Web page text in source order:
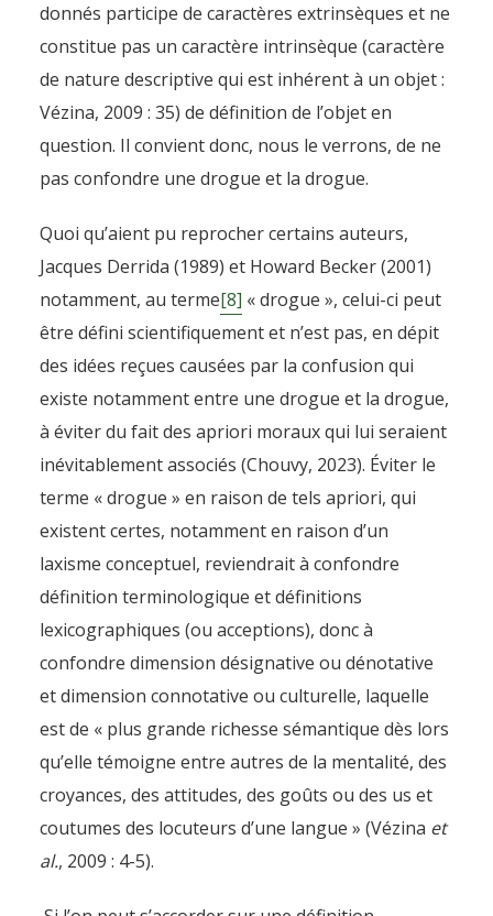
donnés participe de caractères extrinsèques et ne
constitue pas un caractère intrinsèque (caractère
de nature descriptive qui est inhérent à un objet :
Vézina, 2009 : 35) de définition de l’objet en
question. Il convient donc, nous le verrons, de ne
pas confondre une drogue et la drogue.
Quoi qu’aient pu reprocher certains auteurs,
Jacques Derrida (1989) et Howard Becker (2001)
notamment, au terme[8] « drogue », celui-ci peut
être défini scientifiquement et n’est pas, en dépit
des idées reçues causées par la confusion qui
existe notamment entre une drogue et la drogue,
à éviter du fait des apriori moraux qui lui seraient
inévitablement associés (Chouvy, 2023). Éviter le
terme « drogue » en raison de tels apriori, qui
existent certes, notamment en raison d’un
laxisme conceptuel, reviendrait à confondre
définition terminologique et définitions
lexicographiques (ou acceptions), donc à
confondre dimension désignative ou dénotative
et dimension connotative ou culturelle, laquelle
est de « plus grande richesse sémantique dès lors
qu’elle témoigne entre autres de la mentalité, des
croyances, des attitudes, des goûts ou des us et
coutumes des locuteurs d’une langue » (Vézina et
al., 2009 : 4-5).